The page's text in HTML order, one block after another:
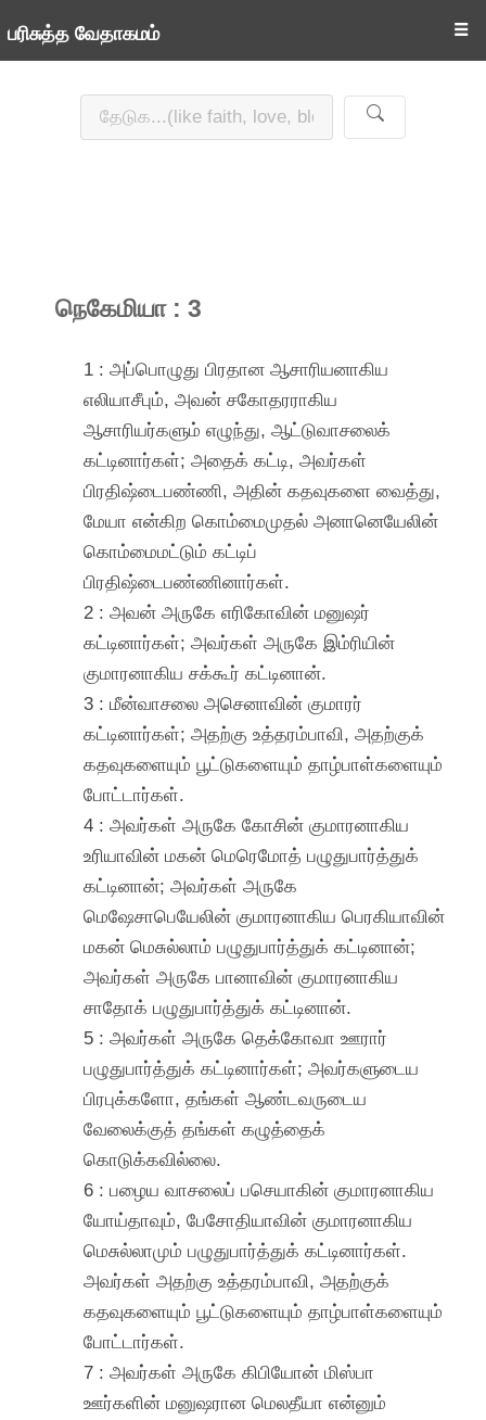
பரிசுத்த வேதாகமம் ☰
நெகேமியா : 3
1 : அப்பொழுது பிரதான ஆசாரியனாகிய
எலியாசீபும், அவன் சகோதரராகிய
ஆசாரியர்களும் எழுந்து, ஆட்டுவாசலைக்
கட்டினார்கள்; அதைக் கட்டி, அவர்கள்
பிரதிஷ்டைபண்ணி, அதின் கதவுகளை வைத்து,
மேயா என்கிற கொம்மைமுதல் அனானெயேலின்
கொம்மைமட்டும் கட்டிப்
பிரதிஷ்டைபண்ணினார்கள்.
2 : அவன் அருகே எரிகோவின் மனுஷர்
கட்டினார்கள்; அவர்கள் அருகே இம்ரியின்
குமாரனாகிய சக்கூர் கட்டினான்.
3 : மீன்வாசலை அசெனாவின் குமாரர்
கட்டினார்கள்; அதற்கு உத்தரம்பாவி, அதற்குக்
கதவுகளையும் பூட்டுகளையும் தாழ்பாள்களையும்
போட்டார்கள்.
4 : அவர்கள் அருகே கோசின் குமாரனாகிய
உரியாவின் மகன் மெரெமோத் பழுதுபார்த்துக்
கட்டினான்; அவர்கள் அருகே
மெஷேசாபெயேலின் குமாரனாகிய பெரகியாவின்
மகன் மெசுல்லாம் பழுதுபார்த்துக் கட்டினான்;
அவர்கள் அருகே பானாவின் குமாரனாகிய
சாதோக் பழுதுபார்த்துக் கட்டினான்.
5 : அவர்கள் அருகே தெக்கோவா ஊரார்
பழுதுபார்த்துக் கட்டினார்கள்; அவர்களுடைய
பிரபுக்களோ, தங்கள் ஆண்டவருடைய
வேலைக்குத் தங்கள் கழுத்தைக்
கொடுக்கவில்லை.
6 : பழைய வாசலைப் பசெயாகின் குமாரனாகிய
யோய்தாவும், பேசோதியாவின் குமாரனாகிய
மெசுல்லாமும் பழுதுபார்த்துக் கட்டினார்கள்.
அவர்கள் அதற்கு உத்தரம்பாவி, அதற்குக்
கதவுகளையும் பூட்டுகளையும் தாழ்பாள்களையும்
போட்டார்கள்.
7 : அவர்கள் அருகே கிபியோன் மிஸ்பா
ஊர்களின் மனுஷரான மெலதீயா என்னும்